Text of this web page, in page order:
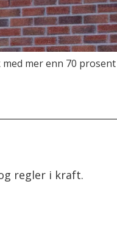
mer enn 70
regler i kraft.